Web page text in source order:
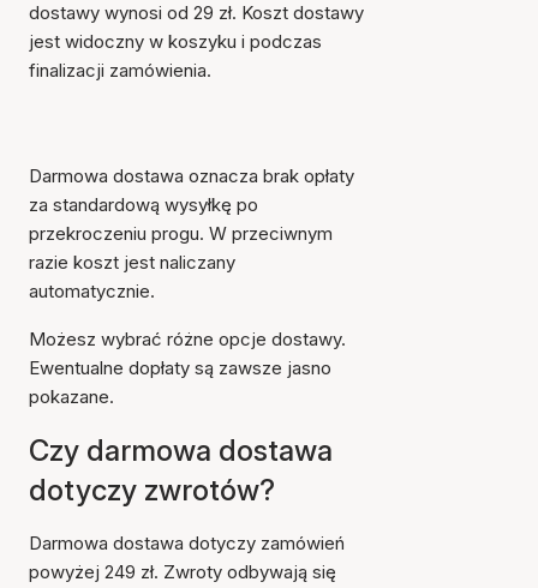
dostawy wynosi od 29 zł. Koszt dostawy
jest widoczny w koszyku i podczas
finalizacji zamówienia.
Darmowa dostawa oznacza brak opłaty
za standardową wysyłkę po
przekroczeniu progu. W przeciwnym
razie koszt jest naliczany
automatycznie.
Możesz wybrać różne opcje dostawy.
Ewentualne dopłaty są zawsze jasno
pokazane.
Czy darmowa dostawa
dotyczy zwrotów?
Darmowa dostawa dotyczy zamówień
powyżej 249 zł. Zwroty odbywają się